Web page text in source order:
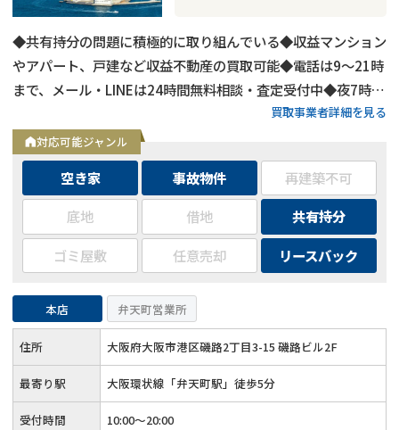
◆共有持分の問題に積極的に取り組んでいる◆収益マンション
やアパート、戸建など収益不動産の買取可能◆電話は9～21時
まで、メール・LINEは24時間無料相談・査定受付中◆夜7時以
買取事業者詳細を見る
対応可能ジャンル
空き家 事故物件
再建築不可
底地
借地
共有持分
ゴミ屋敷
任意売却 リースバック
本店 弁天町営業所
住所 大阪府大阪市港区磯路2丁目3-15 磯路ビル2F
最寄り駅 大阪環状線「弁天町駅」徒歩5分
受付時間 10:00～20:00